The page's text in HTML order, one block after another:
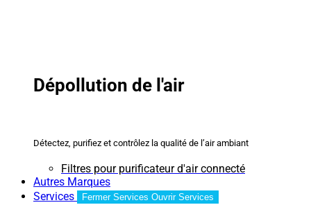
Dépollution de l'air
Détectez, purifiez et contrôlez la qualité de l’air ambiant
Filtres pour purificateur d'air connecté
Autres Marques
Services
Fermer Services Ouvrir Services